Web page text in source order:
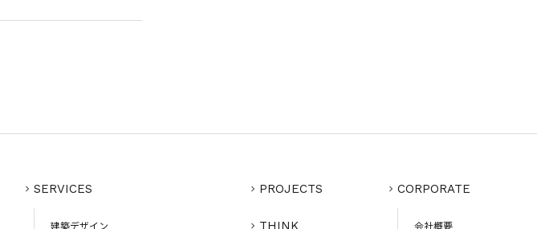
SERVICES
建築デザイン
PROJECTS
THINK
CORPORATE
会社概要